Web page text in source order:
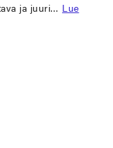
ja juuri… Lue